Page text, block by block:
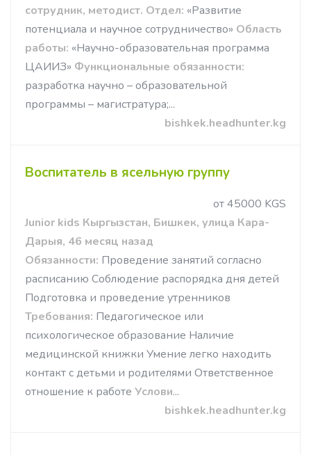
сотрудник, методист. Отдел: «Развитие
потенциала и научное сотрудничество» Область
работы: «Научно-образовательная программа
ЦАИИЗ» Функциональные обязанности:
разработка научно – образовательной
программы – магистратура;...
bishkek.headhunter.kg
Воспитатель в ясельную группу
от 45000 KGS
Junior kids Кыргызстан, Бишкек, улица Кара-
Дарыя, 46 месяц назад
Обязанности: Проведение занятий согласно
расписанию Соблюдение распорядка дня детей
Подготовка и проведение утренников
Требования: Педагогическое или
психологическое образование Наличие
медицинской книжки Умение легко находить
контакт с детьми и родителями Ответственное
отношение к работе Услови...
bishkek.headhunter.kg